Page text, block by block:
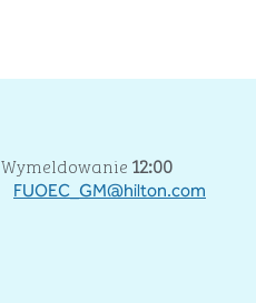
Wymeldowanie 12:00
FUOEC_GM@hilton.com